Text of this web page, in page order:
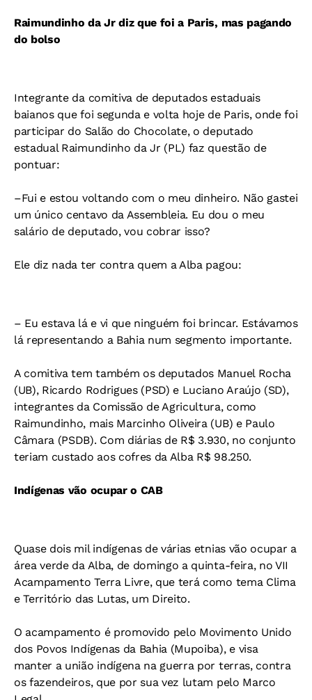
Raimundinho da Jr diz que foi a Paris, mas pagando
do bolso
Integrante da comitiva de deputados estaduais
baianos que foi segunda e volta hoje de Paris, onde foi
participar do Salão do Chocolate, o deputado
estadual Raimundinho da Jr (PL) faz questão de
pontuar:
–Fui e estou voltando com o meu dinheiro. Não gastei
um único centavo da Assembleia. Eu dou o meu
salário de deputado, vou cobrar isso?
Ele diz nada ter contra quem a Alba pagou:
– Eu estava lá e vi que ninguém foi brincar. Estávamos
lá representando a Bahia num segmento importante.
A comitiva tem também os deputados Manuel Rocha
(UB), Ricardo Rodrigues (PSD) e Luciano Araújo (SD),
integrantes da Comissão de Agricultura, como
Raimundinho, mais Marcinho Oliveira (UB) e Paulo
Câmara (PSDB). Com diárias de R$ 3.930, no conjunto
teriam custado aos cofres da Alba R$ 98.250.
Indígenas vão ocupar o CAB
Quase dois mil indígenas de várias etnias vão ocupar a
área verde da Alba, de domingo a quinta-feira, no VII
Acampamento Terra Livre, que terá como tema Clima
e Território das Lutas, um Direito.
O acampamento é promovido pelo Movimento Unido
dos Povos Indígenas da Bahia (Mupoiba), e visa
manter a união indígena na guerra por terras, contra
os fazendeiros, que por sua vez lutam pelo Marco